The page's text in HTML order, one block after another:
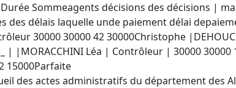
Sommeagents décisions des décisions |
délais laquelle unde paiement délai
30000 30000 42 30000Christophe
| |MORACCHINI Léa | Contrôleur | 30000 30000
15000Parfaite
des actes administratifs du département des